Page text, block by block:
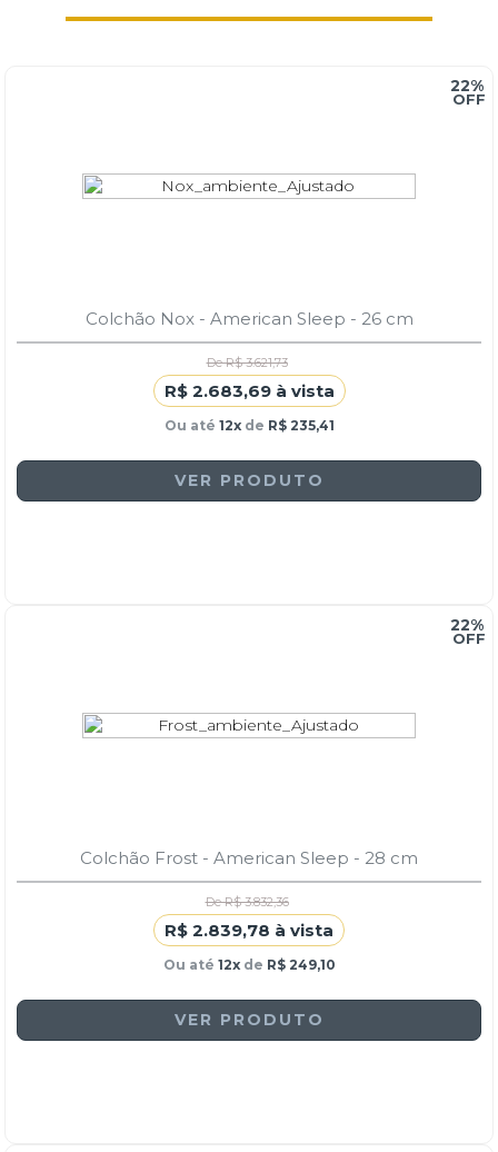
22%
Colchão Nox - American Sleep - 26 cm
De R$ 3.621,73
R$ 2.683,69 à vista
Ou até 12xde R$ 235,41
VER PRODUTO
22%
Colchão Frost - American Sleep - 28 cm
De R$ 3.832,36
R$ 2.839,78 à vista
Ou até 12xde R$ 249,10
VER PRODUTO